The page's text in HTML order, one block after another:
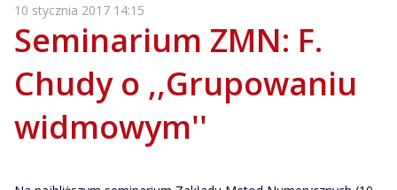
10 stycznia 2017 14:15
Seminarium ZMN: F.
Chudy o ,,Grupowaniu
widmowym''